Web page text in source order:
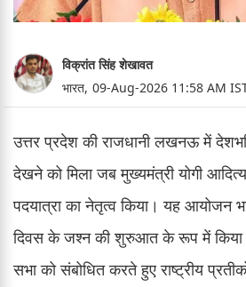
विक्रांत सिंह शेखावत
भारत, 09-Aug-2026 11:58 AM
उत्तर प्रदेश की राजधानी लखनऊ में
देखने को मिला जब मुख्यमंत्री योगी
पदयात्रा का नेतृत्व किया। यह आयोजन
दिवस के जश्न की शुरुआत के रूप में किया
सभा को संबोधित करते हुए राष्ट्रीय